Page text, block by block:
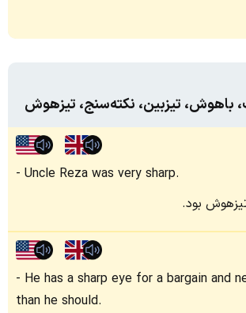
باهوش، تیزبین، نکته‌سنج، تیزهوش
Uncle Reza was very sharp.
بود.
He has a sharp eye for a bargain and
than he should.